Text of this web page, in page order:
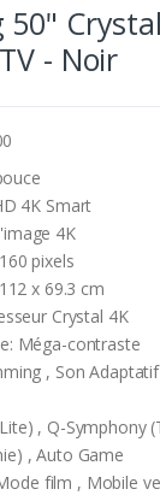
50"
- Noir
4K Smart
4K
pixels
x 69.3 cm
Crystal 4K
Méga-contraste
, Son
, Q-Symphony
, Auto Game
film , Mobile